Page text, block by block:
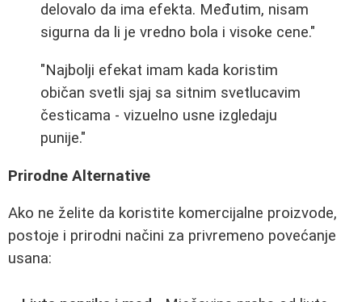
delovalo da ima efekta. Međutim, nisam
sigurna da li je vredno bola i visoke cene."
"Najbolji efekat imam kada koristim
običan svetli sjaj sa sitnim svetlucavim
česticama - vizuelno usne izgledaju
punije."
Prirodne Alternative
Ako ne želite da koristite komercijalne proizvode,
postoje i prirodni načini za privremeno povećanje
usana: